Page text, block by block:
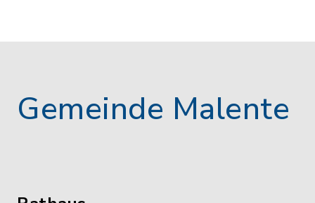
Gemeinde Malente